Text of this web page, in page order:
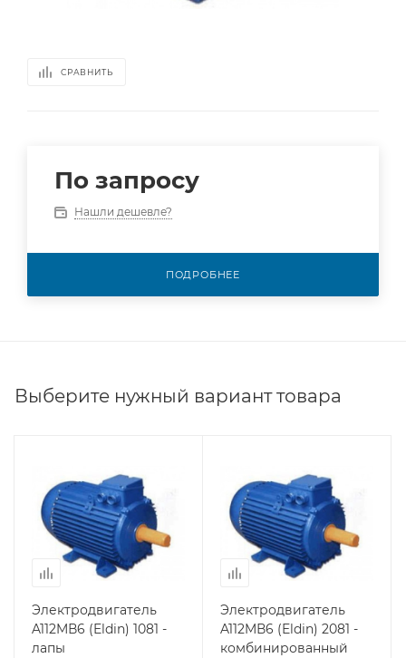
СРАВНИТЬ
По запросу
Нашли дешевле?
ПОДРОБНЕЕ
Выберите нужный вариант товара
Электродвигатель
A112MВ6 (Eldin) 1081 -
лапы
Электродвигатель
A112MВ6 (Eldin) 2081 -
комбинированный